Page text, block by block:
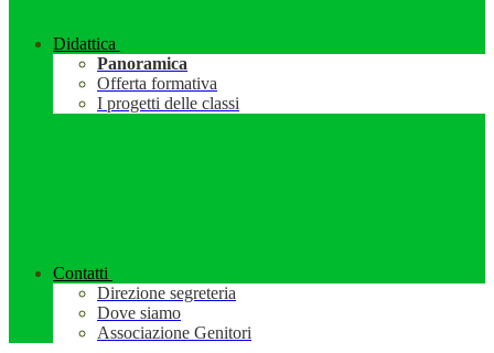
Didattica
Panoramica
Offerta formativa
I progetti delle classi
Contatti
Direzione segreteria
Dove siamo
Associazione Genitori